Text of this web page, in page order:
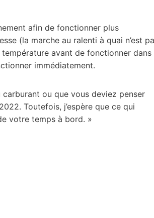
afin de fonctionner plus
(la marche au ralenti à quai n’est
avant de fonctionner dans
immédiatement.
ou que vous deviez penser
Toutefois, j’espère que ce qui
votre temps à bord. »